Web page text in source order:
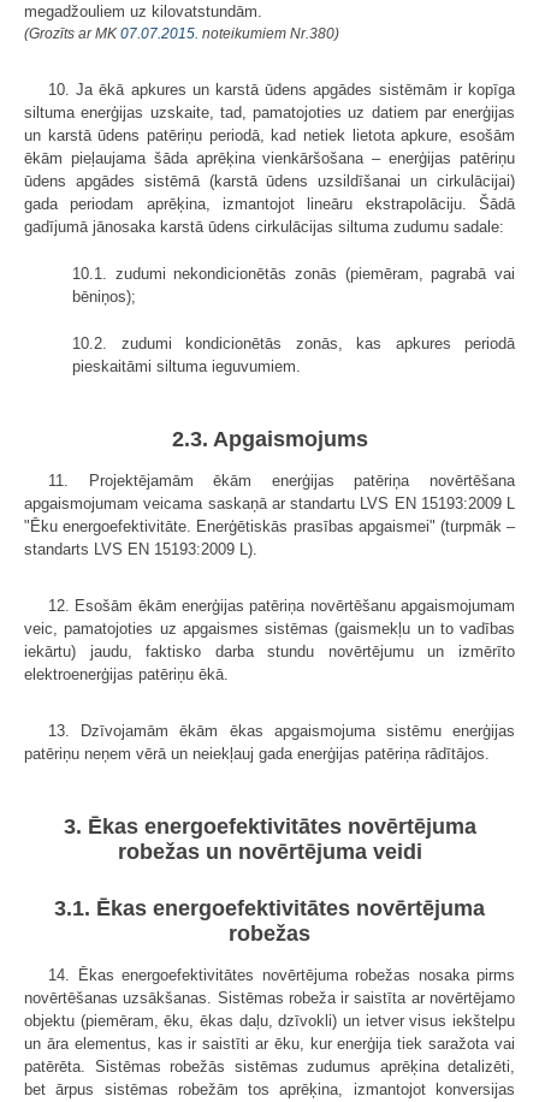
megadžouliem uz kilovatstundām.
(Grozīts ar MK 07.07.2015. noteikumiem Nr.380)
10. Ja ēkā apkures un karstā ūdens apgādes sistēmām ir kopīga
siltuma enerģijas uzskaite, tad, pamatojoties uz datiem par enerģijas
un karstā ūdens patēriņu periodā, kad netiek lietota apkure, esošām
ēkām pieļaujama šāda aprēķina vienkāršošana – enerģijas patēriņu
ūdens apgādes sistēmā (karstā ūdens uzsildīšanai un cirkulācijai)
gada periodam aprēķina, izmantojot lineāru ekstrapolāciju. Šādā
gadījumā jānosaka karstā ūdens cirkulācijas siltuma zudumu sadale:
10.1. zudumi nekondicionētās zonās (piemēram, pagrabā vai
bēniņos);
10.2. zudumi kondicionētās zonās, kas apkures periodā
pieskaitāmi siltuma ieguvumiem.
2.3. Apgaismojums
11. Projektējamām ēkām enerģijas patēriņa novērtēšana
apgaismojumam veicama saskaņā ar standartu LVS EN 15193:2009 L
"Ēku energoefektivitāte. Enerģētiskās prasības apgaismei" (turpmāk –
standarts LVS EN 15193:2009 L).
12. Esošām ēkām enerģijas patēriņa novērtēšanu apgaismojumam
veic, pamatojoties uz apgaismes sistēmas (gaismekļu un to vadības
iekārtu) jaudu, faktisko darba stundu novērtējumu un izmērīto
elektroenerģijas patēriņu ēkā.
13. Dzīvojamām ēkām ēkas apgaismojuma sistēmu enerģijas
patēriņu neņem vērā un neiekļauj gada enerģijas patēriņa rādītājos.
3. Ēkas energoefektivitātes novērtējuma
robežas un novērtējuma veidi
3.1. Ēkas energoefektivitātes novērtējuma
robežas
14. Ēkas energoefektivitātes novērtējuma robežas nosaka pirms
novērtēšanas uzsākšanas. Sistēmas robeža ir saistīta ar novērtējamo
objektu (piemēram, ēku, ēkas daļu, dzīvokli) un ietver visus iekštelpu
un āra elementus, kas ir saistīti ar ēku, kur enerģija tiek saražota vai
patērēta. Sistēmas robežās sistēmas zudumus aprēķina detalizēti,
bet ārpus sistēmas robežām tos aprēķina, izmantojot konversijas